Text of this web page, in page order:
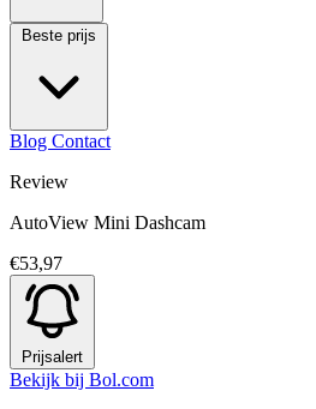
Beste prijs
Blog Contact
Review
AutoView Mini Dashcam
€53,97
Prijsalert
Bekijk bij Bol.com